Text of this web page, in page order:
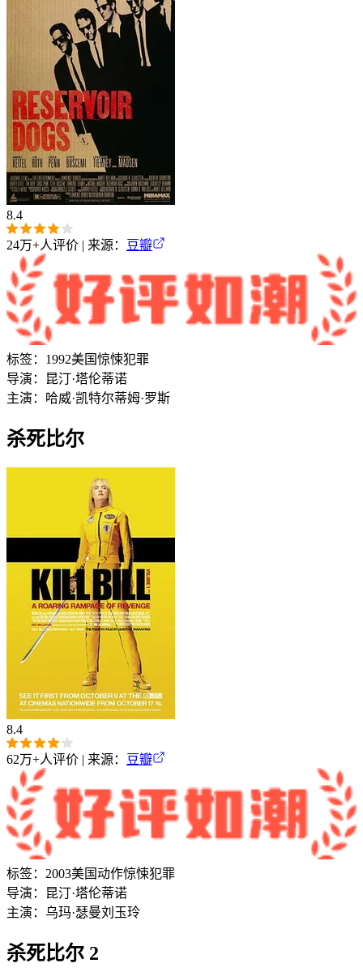
8.4
24万+人评价 | 来源： 豆瓣
标签： 1992美国惊悚犯罪
导演：
昆汀·塔伦蒂诺
主演： 哈威·凯特尔蒂姆·罗斯
杀死比尔
8.4
62万+人评价 | 来源： 豆瓣
标签： 2003美国动作惊悚犯罪
导演：
昆汀·塔伦蒂诺
主演： 乌玛·瑟曼刘玉玲
杀死比尔 2